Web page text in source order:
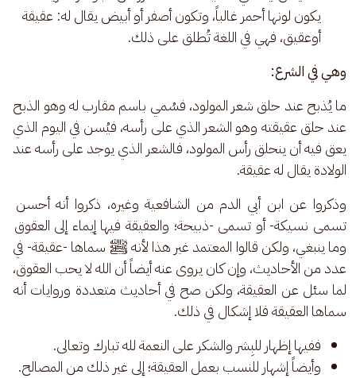
يكون لونها أحمر غالباً، وتكون أصفر أو أبيض يقال له: عقيقة
أوعقيق، فهي في اللغة تُطلق على ذلك.
وهي في الشرع:
ما يُذبح عند حلق شعر المولود، فسُمي باسم مقارب له وهو الذبح
عند حلق عقيقته وهو الشعر الذي على رأسه، فيُسن في اليوم الذي
يعق فيه أن ينحلق رأس المولود، فالشعر الذي يوجد على رأسه عند
الولادة يقال له عقيقة.
وذكروا عن ابن أبي الدم من الشافعية وغيره، ذكروا أنه أحسن
تسمى نسيكة- أو تسمى -ذبيحة؛ والعقيقة فيها إيماء إلى العقوق
وما ينبغي، ولكن قالوا المعتمد غير هذا لأنه ﷺ سماها -عقيقة- في
عدد من الأحاديث، وإن كان يروى عنه أيضاً أن الله لا يحب العقوق،
لما سئل عن العقيقة، ولكن صح في أحاديث متعددة وروايات أنه
سماها العقيقة فلا إشكال في ذلك.
ففيها إظهار للبِشر والشكر على النعمة لله تبارك وتعالى.
وأيضاً إشهار للنسب بعمل العقيقة؛ إلى غير ذلك من المصالح.